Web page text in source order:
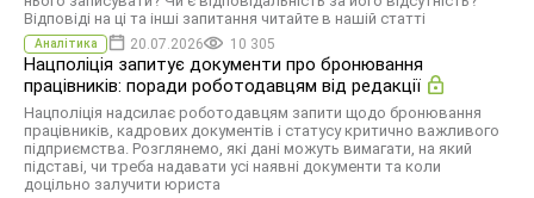
Відповіді на ці та інші запитання читайте в нашій статті
Аналітика 20.07.2026 10 305
Нацполіція запитує документи про бронювання
працівників: поради роботодавцям від редакції
Нацполіція надсилає роботодавцям запити щодо бронювання
працівників, кадрових документів і статусу критично важливого
підприємства. Розглянемо, які дані можуть вимагати, на який
підставі, чи треба надавати усі наявні документи та коли
доцільно залучити юриста